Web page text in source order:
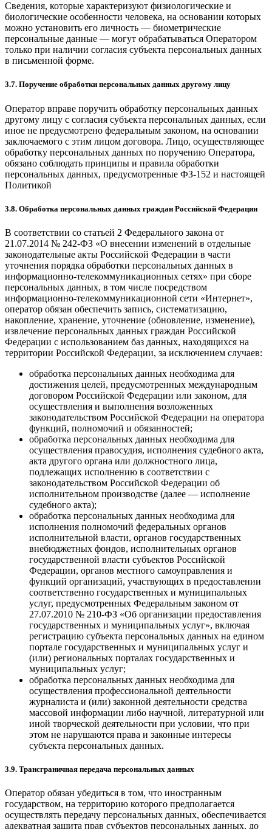
Сведения, которые характеризуют физиологические и
биологические особенности человека, на основании которых
можно установить его личность — биометрические
персональные данные — могут обрабатываться Оператором
только при наличии согласия субъекта персональных данных
в письменной форме.
3.7. Поручение обработки персональных данных другому лицу
Оператор вправе поручить обработку персональных данных
другому лицу с согласия субъекта персональных данных, если
иное не предусмотрено федеральным законом, на основании
заключаемого с этим лицом договора. Лицо, осуществляющее
обработку персональных данных по поручению Оператора,
обязано соблюдать принципы и правила обработки
персональных данных, предусмотренные ФЗ-152 и настоящей
Политикой
3.8. Обработка персональных данных граждан Российской Федерации
В соответствии со статьей 2 Федерального закона от
21.07.2014 № 242-ФЗ «О внесении изменений в отдельные
законодательные акты Российской Федерации в части
уточнения порядка обработки персональных данных в
информационно-телекоммуникационных сетях» при сборе
персональных данных, в том числе посредством
информационно-телекоммуникационной сети «Интернет»,
оператор обязан обеспечить запись, систематизацию,
накопление, хранение, уточнение (обновление, изменение),
извлечение персональных данных граждан Российской
Федерации с использованием баз данных, находящихся на
территории Российской Федерации, за исключением случаев:
обработка персональных данных необходима для
достижения целей, предусмотренных международным
договором Российской Федерации или законом, для
осуществления и выполнения возложенных
законодательством Российской Федерации на оператора
функций, полномочий и обязанностей;
обработка персональных данных необходима для
осуществления правосудия, исполнения судебного акта,
акта другого органа или должностного лица,
подлежащих исполнению в соответствии с
законодательством Российской Федерации об
исполнительном производстве (далее — исполнение
судебного акта);
обработка персональных данных необходима для
исполнения полномочий федеральных органов
исполнительной власти, органов государственных
внебюджетных фондов, исполнительных органов
государственной власти субъектов Российской
Федерации, органов местного самоуправления и
функций организаций, участвующих в предоставлении
соответственно государственных и муниципальных
услуг, предусмотренных Федеральным законом от
27.07.2010 № 210-ФЗ «Об организации предоставления
государственных и муниципальных услуг», включая
регистрацию субъекта персональных данных на едином
портале государственных и муниципальных услуг и
(или) региональных порталах государственных и
муниципальных услуг;
обработка персональных данных необходима для
осуществления профессиональной деятельности
журналиста и (или) законной деятельности средства
массовой информации либо научной, литературной или
иной творческой деятельности при условии, что при
этом не нарушаются права и законные интересы
субъекта персональных данных.
3.9. Трансграничная передача персональных данных
Оператор обязан убедиться в том, что иностранным
государством, на территорию которого предполагается
осуществлять передачу персональных данных, обеспечивается
адекватная защита прав субъектов персональных данных, до